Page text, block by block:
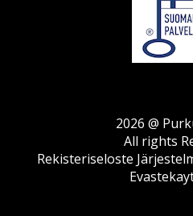
2026 @
All rights
Rekisteriseloste